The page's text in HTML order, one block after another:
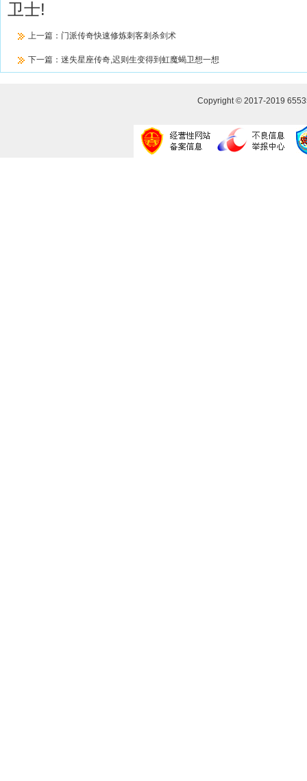
卫士!
上一篇： 门派传奇快速修炼刺客刺杀剑术
下一篇： 迷失星座传奇,迟则生变得到虹魔蝎卫想一想
Copyright © 2017-2019